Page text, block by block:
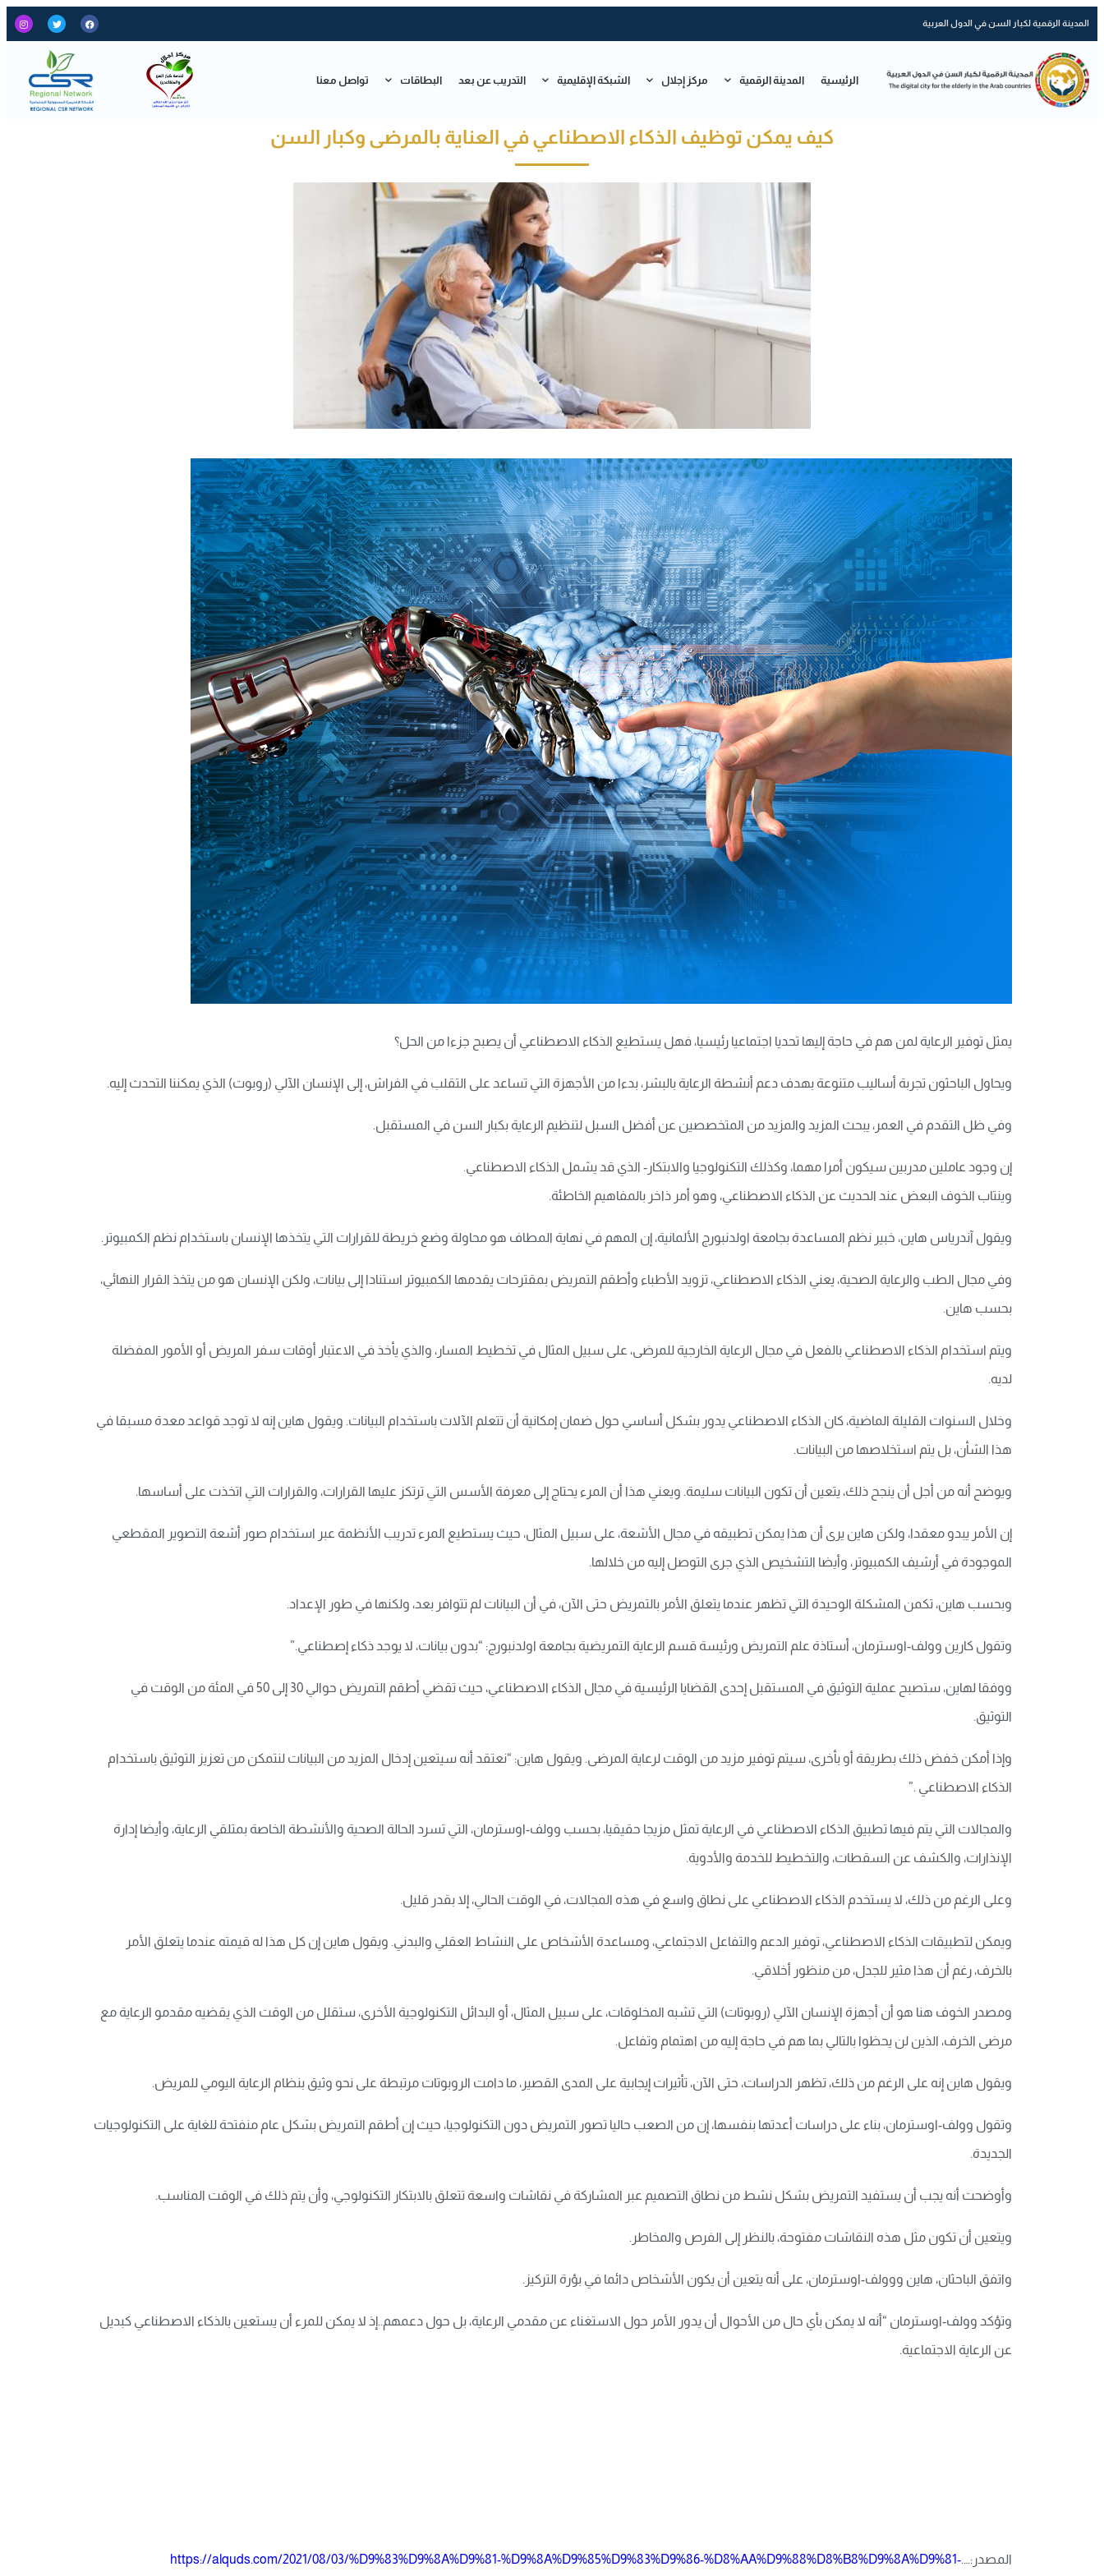
المدينة الرقمية لكبار السن في الدول العربية
الرئيسية المدينة الرقمية مركز إجلال الشبكة الإقليمية التدريب عن بعد البطاقات تواصل معنا
كيف يمكن توظيف الذكاء الاصطناعي في العناية بالمرضى وكبار السن
يمثل توفير الرعاية لمن هم في حاجة إليها تحديا اجتماعيا رئيسيا، فهل يستطيع الذكاء الاصطناعي أن يصبح جزءا من الحل؟
ويحاول الباحثون تجربة أساليب متنوعة بهدف دعم أنشطة الرعاية بالبشر، بدءا من الأجهزة التي تساعد على التقلب في الفراش، إلى الإنسان الآلي (روبوت) الذي يمكننا التحدث إليه.
وفي ظل التقدم في العمر، يبحث المزيد والمزيد من المتخصصين عن أفضل السبل لتنظيم الرعاية بكبار السن في المستقبل.
إن وجود عاملين مدربين سيكون أمرا مهما، وكذلك التكنولوجيا والابتكار- الذي قد يشمل الذكاء الاصطناعي.
وينتاب الخوف البعض عند الحديث عن الذكاء الاصطناعي، وهو أمر ذاخر بالمفاهيم الخاطئة.
ويقول آندرياس هاين، خبير نظم المساعدة بجامعة اولدنبورج الألمانية، إن المهم في نهاية المطاف هو محاولة وضع خريطة للقرارات التي يتخذها الإنسان باستخدام نظم الكمبيوتر.
وفي مجال الطب والرعاية الصحية، يعني الذكاء الاصطناعي، تزويد الأطباء وأطقم التمريض بمقترحات يقدمها الكمبيوتر استنادا إلى بيانات، ولكن الإنسان هو من يتخذ القرار النهائي،
بحسب هاين.
ويتم استخدام الذكاء الاصطناعي بالفعل في مجال الرعاية الخارجية للمرضى، على سبيل المثال في تخطيط المسار، والذي يأخذ في الاعتبار أوقات سفر المريض أو الأمور المفضلة
لديه.
وخلال السنوات القليلة الماضية، كان الذكاء الاصطناعي يدور بشكل أساسي حول ضمان إمكانية أن تتعلم الآلات باستخدام البيانات. ويقول هاين إنه لا توجد قواعد معدة مسبقا في
هذا الشأن، بل يتم استخلاصها من البيانات.
ويوضح أنه من أجل أن ينجح ذلك، يتعين أن تكون البيانات سليمة. ويعني هذا أن المرء يحتاج إلى معرفة الأسس التي ترتكز عليها القرارات، والقرارات التي اتخذت على أساسها.
إن الأمر يبدو معقدا، ولكن هاين يرى أن هذا يمكن تطبيقه في مجال الأشعة، على سبيل المثال، حيث يستطيع المرء تدريب الأنظمة عبر استخدام صور أشعة التصوير المقطعي
الموجودة في أرشيف الكمبيوتر، وأيضا التشخيص الذي جرى التوصل إليه من خلالها.
وبحسب هاين، تكمن المشكلة الوحيدة التي تظهر عندما يتعلق الأمر بالتمريض حتى الآن، في أن البيانات لم تتوافر بعد، ولكنها في طور الإعداد.
وتقول كارين وولف-اوسترمان، أستاذة علم التمريض ورئيسة قسم الرعاية التمريضية بجامعة اولدنبورج: “بدون بيانات، لا يوجد ذكاء إصطناعي.”
ووفقا لهاين، ستصبح عملية التوثيق في المستقبل إحدى القضايا الرئيسية في مجال الذكاء الاصطناعي، حيث تقضي أطقم التمريض حوالي 30 إلى 50 في المئة من الوقت في
التوثيق.
وإذا أمكن خفض ذلك بطريقة أو بأخرى، سيتم توفير مزيد من الوقت لرعاية المرضى. ويقول هاين: “نعتقد أنه سيتعين إدخال المزيد من البيانات لنتمكن من تعزيز التوثيق باستخدام
الذكاء الاصطناعي .”
والمجالات التي يتم فيها تطبيق الذكاء الاصطناعي في الرعاية تمثل مزيجا حقيقيا، بحسب وولف-اوسترمان، التي تسرد الحالة الصحية والأنشطة الخاصة بمتلقي الرعاية، وأيضا إدارة
الإنذارات، والكشف عن السقطات، والتخطيط للخدمة والأدوية.
وعلى الرغم من ذلك، لا يستخدم الذكاء الاصطناعي على نطاق واسع في هذه المجالات، في الوقت الحالي، إلا بقدر قليل.
ويمكن لتطبيقات الذكاء الاصطناعي، توفير الدعم والتفاعل الاجتماعي، ومساعدة الأشخاص على النشاط العقلي والبدني. ويقول هاين إن كل هذا له قيمته عندما يتعلق الأمر
بالخرف، رغم أن هذا مثير للجدل، من منظور أخلاقي.
ومصدر الخوف هنا هو أن أجهزة الإنسان الآلي (روبوتات) التي تشبه المخلوقات، على سبيل المثال، أو البدائل التكنولوجية الأخرى، ستقلل من الوقت الذي يقضيه مقدمو الرعاية مع
مرضى الخرف، الذين لن يحظوا بالتالي بما هم في حاجة إليه من اهتمام وتفاعل.
ويقول هاين إنه على الرغم من ذلك، تظهر الدراسات، حتى الآن، تأثيرات إيجابية على المدى القصير، ما دامت الروبوتات مرتبطة على نحو وثيق بنظام الرعاية اليومي للمريض.
وتقول وولف-اوسترمان، بناء على دراسات أعدتها بنفسها، إن من الصعب حاليا تصور التمريض دون التكنولوجيا، حيث إن أطقم التمريض بشكل عام منفتحة للغاية على التكنولوجيات
الجديدة.
وأوضحت أنه يجب أن يستفيد التمريض بشكل نشط من نطاق التصميم عبر المشاركة في نقاشات واسعة تتعلق بالابتكار التكنولوجي، وأن يتم ذلك في الوقت المناسب.
ويتعين أن تكون مثل هذه النقاشات مفتوحة، بالنظر إلى الفرص والمخاطر.
واتفق الباحثان، هاين ووولف-اوسترمان، على أنه يتعين أن يكون الأشخاص دائما في بؤرة التركيز.
وتؤكد وولف-اوسترمان “أنه لا يمكن بأي حال من الأحوال أن يدور الأمر حول الاستغناء عن مقدمي الرعاية، بل حول دعمهم..إذ لا يمكن للمرء أن يستعين بالذكاء الاصطناعي كبديل
عن الرعاية الاجتماعية.
المصدر:….https://alquds.com/2021/08/03/%D9%83%D9%8A%D9%81-%D9%8A%D9%85%D9%83%D9%86-%D8%AA%D9%88%D8%B8%D9%8A%D9%81-